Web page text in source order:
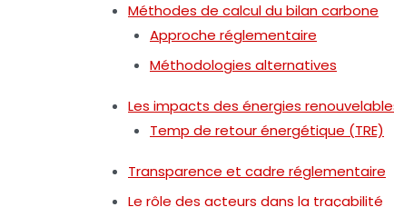
Méthodes de calcul du bilan carbone
Approche réglementaire
Méthodologies alternatives
Les impacts des énergies
Temp de retour énergétique (TRE)
Transparence et cadre réglementaire
Le rôle des acteurs dans la traçabilité